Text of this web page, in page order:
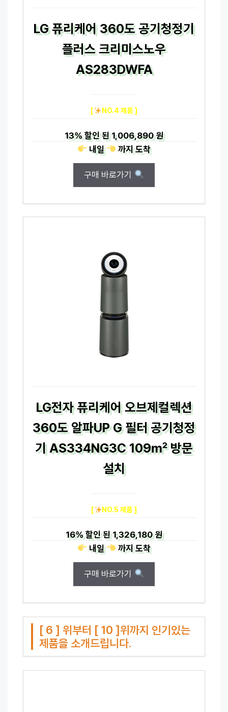
LG 퓨리케어 360도 공기청정기
플러스 크리미스노우
AS283DWFA
[ NO.4 제품 ]
13%할인 된1,006,890 원
내일
까지도착
구매 바로가기
LG전자 퓨리케어 오브제컬렉션
360도 알파UP G 필터 공기청정
기 AS334NG3C 109㎡ 방문
설치
[ NO.5 제품 ]
16%할인 된1,326,180 원
내일
까지도착
구매 바로가기
[ 6 ] 위부터 [ 10 ]위까지 인기있는
제품을 소개드립니다.